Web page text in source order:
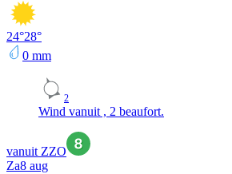
24°28°
0 mm
2
Wind vanuit , 2 beaufort.
vanuit ZZO
Za8 aug